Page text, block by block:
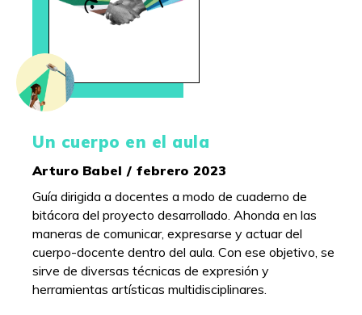
Un cuerpo en el aula
Arturo Babel / febrero 2023
Guía dirigida a docentes a modo de cuaderno de
bitácora del proyecto desarrollado. Ahonda en las
maneras de comunicar, expresarse y actuar del
cuerpo-docente dentro del aula. Con ese objetivo, se
sirve de diversas técnicas de expresión y
herramientas artísticas multidisciplinares.